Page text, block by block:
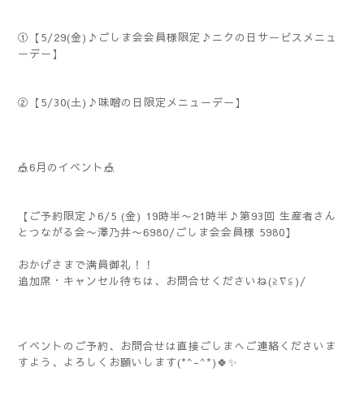
①【5/29(金)♪ごしま会会員様限定♪ニクの日サービスメニュ
ーデー】
②【5/30(土)♪味噌の日限定メニューデー】
🎪6月のイベント🎪
【ご予約限定♪6/5 (金) 19時半〜21時半♪第93回 生産者さん
とつながる会〜澤乃井〜6980/ごしま会会員様 5980】
おかげさまで満員御礼！！
追加席・キャンセル待ちは、お問合せくださいね(≧∇≦)/
イベントのご予約、お問合せは直接ごしまへご連絡くださいま
すよう、よろしくお願いします(*^-^*)🍀✨️